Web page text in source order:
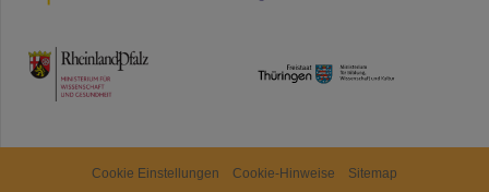
TMWWDG
Cookie Einstellungen Cookie-Hinweise Sitemap